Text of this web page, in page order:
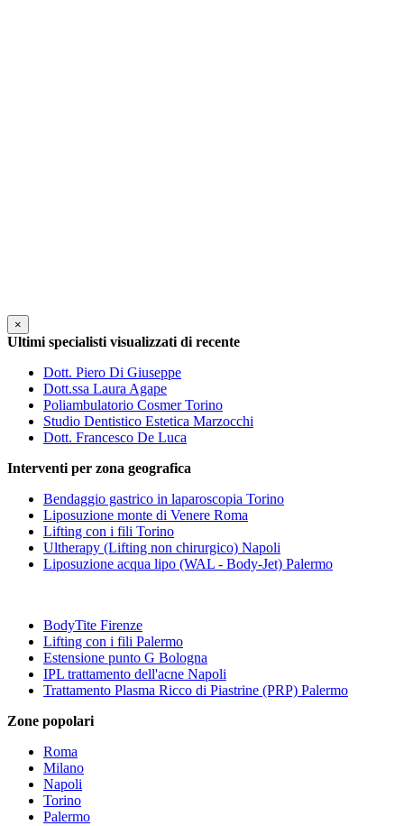
×
Ultimi specialisti visualizzati di recente
Dott. Piero Di Giuseppe
Dott.ssa Laura Agape
Poliambulatorio Cosmer Torino
Studio Dentistico Estetica Marzocchi
Dott. Francesco De Luca
Interventi per zona geografica
Bendaggio gastrico in laparoscopia Torino
Liposuzione monte di Venere Roma
Lifting con i fili Torino
Ultherapy (Lifting non chirurgico) Napoli
Liposuzione acqua lipo (WAL - Body-Jet) Palermo
BodyTite Firenze
Lifting con i fili Palermo
Estensione punto G Bologna
IPL trattamento dell'acne Napoli
Trattamento Plasma Ricco di Piastrine (PRP) Palermo
Zone popolari
Roma
Milano
Napoli
Torino
Palermo